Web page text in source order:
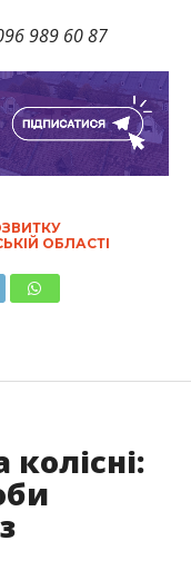
989 60 87
ОБЛАСТІ
колісні: